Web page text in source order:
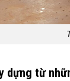
dựng từ